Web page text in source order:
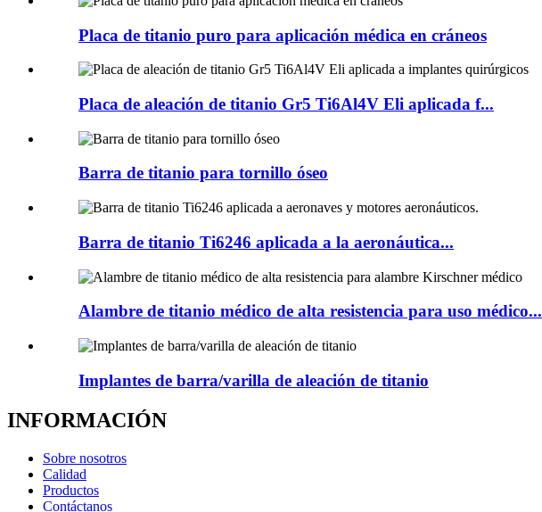
Placa de titanio puro para aplicación médica en cráneos
Placa de aleación de titanio Gr5 Ti6Al4V Eli aplicada f...
Barra de titanio para tornillo óseo
Barra de titanio Ti6246 aplicada a la aeronáutica...
Alambre de titanio médico de alta resistencia para uso médico...
Implantes de barra/varilla de aleación de titanio
INFORMACIÓN
Sobre nosotros
Calidad
Productos
Contáctanos